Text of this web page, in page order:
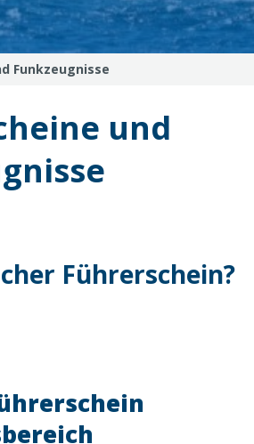
Funkzeugnisse
und
Führerschein?